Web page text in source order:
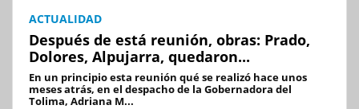
ACTUALIDAD
Después de está reunión, obras: Prado,
Dolores, Alpujarra, quedaron...
En un principio esta reunión qué se realizó hace unos
meses atrás, en el despacho de la Gobernadora del
Tolima, Adriana M...